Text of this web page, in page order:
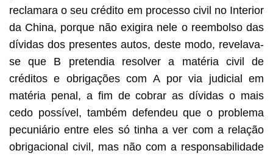
reclamara o seu crédito em processo civil no Interior
da China, porque não exigira nele o reembolso das
dívidas dos presentes autos, deste modo, revelava-
se que B pretendia resolver a matéria civil de
créditos e obrigações com A por via judicial em
matéria penal, a fim de cobrar as dívidas o mais
cedo possível, também defendeu que o problema
pecuniário entre eles só tinha a ver com a relação
obrigacional civil, mas não com a responsabilidade